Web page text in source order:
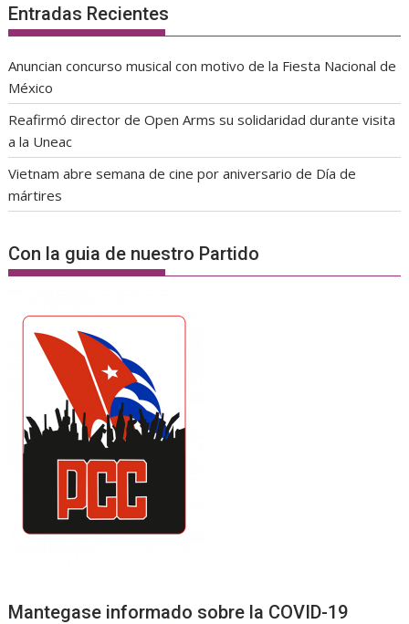
Entradas Recientes
Anuncian concurso musical con motivo de la Fiesta Nacional de
México
Reafirmó director de Open Arms su solidaridad durante visita
a la Uneac
Vietnam abre semana de cine por aniversario de Día de
mártires
Con la guia de nuestro Partido
Mantegase informado sobre la COVID-19